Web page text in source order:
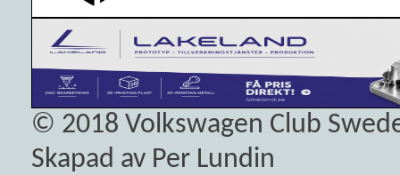
© 2018 Volkswagen Club
Skapad av Per Lundin